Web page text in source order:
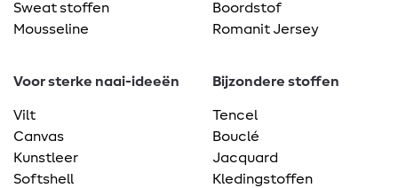
Sweat stoffen
Mousseline
Boordstof
Romanit Jersey
Voor sterke naai-ideeën
Vilt
Canvas
Kunstleer
Softshell
Bijzondere stoffen
Tencel
Bouclé
Jacquard
Kledingstoffen